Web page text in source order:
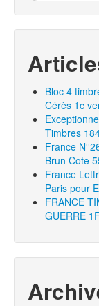
Bloc 4
Cérès 1c
Timbres
France
Brun Cote
France
Paris pour
FRANCE
GUERRE